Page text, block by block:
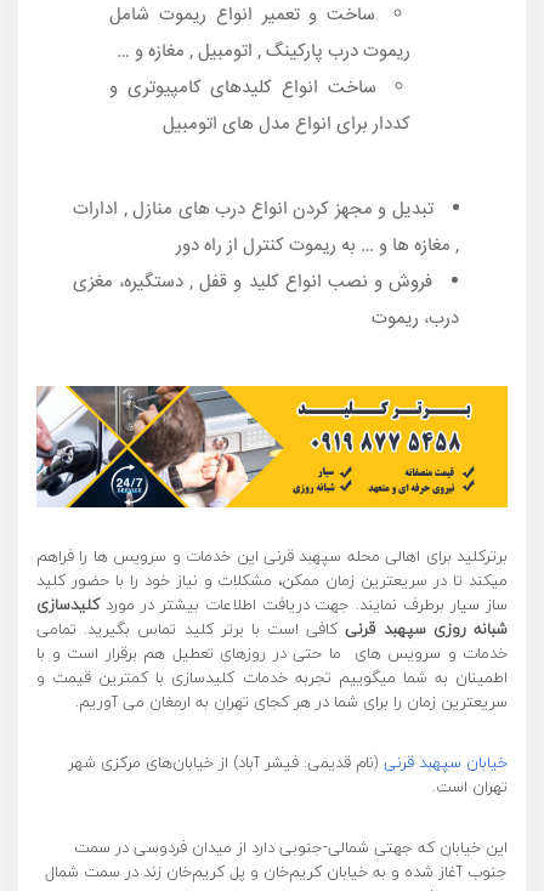
ساخت و تعمیر انواع ریموت شامل
ریموت درب پارکینگ , اتومبیل , مغازه و …
ساخت انواع کلیدهای کامپیوتری و
کددار برای انواع مدل های اتومبیل
تبدیل و مجهز کردن انواع درب های منازل , ادارات
, مغازه ها و … به ریموت کنترل از راه دور
فروش و نصب انواع کلید و قفل , دستگیره، مغزی
درب، ریموت
برترکلید برای اهالی محله سپهبد قرنی این خدمات و سرویس ها را فراهم
میکند تا در سریعترین زمان ممکن، مشکلات و نیاز خود را با حضور کلید
ساز سیار برطرف نمایند. جهت دریافت اطلاعات بیشتر در مورد کلیدسازی
شبانه روزی سپهبد قرنیکافی است با برتر کلید تماس بگیرید. تمامی
خدمات و سرویس های ما حتی در روزهای تعطیل هم برقرار است و با
اطمینان به شما میگوییم تجربه خدمات کلیدسازی با کمترین قیمت و
سریعترین زمان را برای شما در هر کجای تهران به ارمغان می آوریم.
خیابان سپهبد قرنی (نام قدیمی: فیشر آباد) از خیابان‌های مرکزی شهر
تهران است.
این خیابان که جهتی شمالی-جنوبی دارد از میدان فردوسی در سمت
جنوب آغاز شده و به خیابان کریم‌خان و پل کریم‌خان زند در سمت شمال